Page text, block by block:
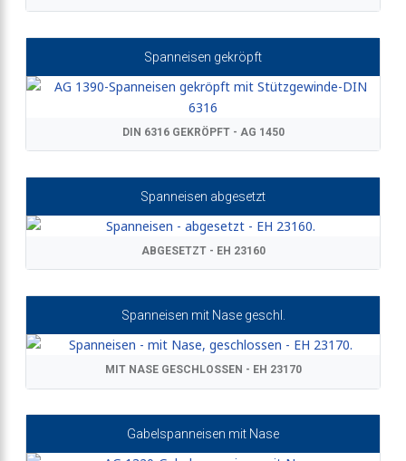
Spanneisen gekröpft
DIN 6316 GEKRÖPFT - AG 1450
Spanneisen abgesetzt
ABGESETZT - EH 23160
Spanneisen mit Nase geschl.
MIT NASE GESCHLOSSEN - EH 23170
Gabelspanneisen mit Nase